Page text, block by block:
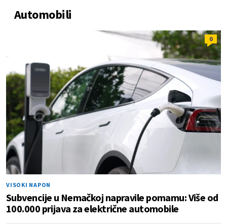
Automobili
0
VISOKI NAPON
Subvencije u Nemačkoj napravile pomamu: Više od
100.000 prijava za električne automobile